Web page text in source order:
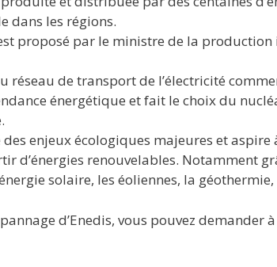
dans les régions.
proposé par le ministre de la
réseau de transport de l’électricité
énergétique et fait le choix du
enjeux écologiques majeures et
renouvelables. Notamment
solaire, les éoliennes, la
d’Enedis, vous pouvez demander